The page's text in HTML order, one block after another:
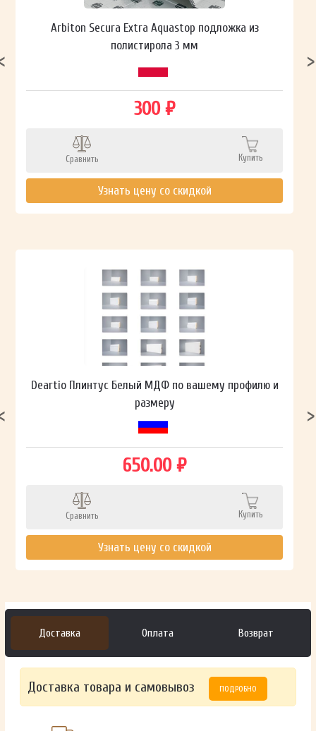
Arbiton Secura Extra Aquastop подложка из
полистирола 3 мм
300 ₽
Сравнить Купить
Узнать цену со скидкой
Deartio Плинтус Белый МДФ по вашему профилю и
размеру
650.00 ₽
Сравнить Купить
Узнать цену со скидкой
Доставка Оплата Возврат
Доставка товара и самовывоз ПОДРОБНО